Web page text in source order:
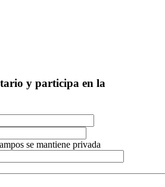
y participa en la
se mantiene privada